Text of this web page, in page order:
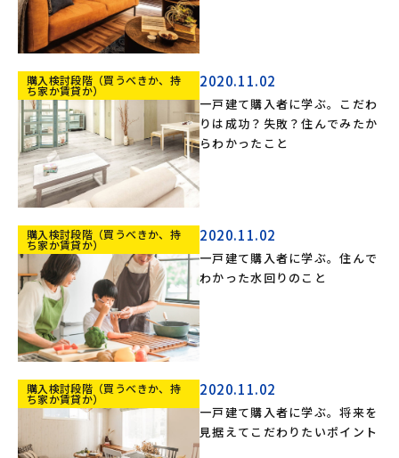
購入検討段階（買うべきか、持
ち家か賃貸か）
2020.11.02
一戸建て購入者に学ぶ。こだわ
りは成功？失敗？住んでみたか
らわかったこと
購入検討段階（買うべきか、持
ち家か賃貸か）
2020.11.02
一戸建て購入者に学ぶ。住んで
わかった水回りのこと
購入検討段階（買うべきか、持
ち家か賃貸か）
2020.11.02
一戸建て購入者に学ぶ。将来を
見据えてこだわりたいポイント